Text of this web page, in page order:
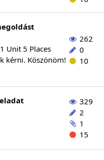
Unit 5 Places
kérni. Köszönöm!
262
0
10
329
2
1
15